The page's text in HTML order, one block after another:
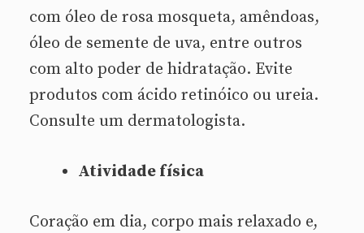
com óleo de rosa mosqueta, amêndoas,
óleo de semente de uva, entre outros
com alto poder de hidratação. Evite
produtos com ácido retinóico ou ureia.
Consulte um dermatologista.
Atividade física
Coração em dia, corpo mais relaxado e,